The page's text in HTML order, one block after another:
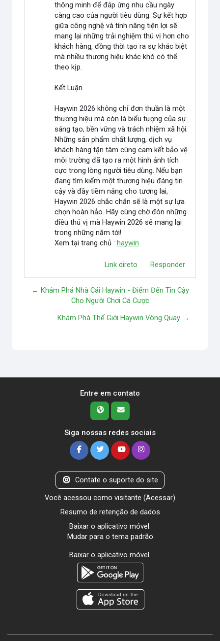
thông minh để đáp ứng nhu cầu ngày
càng cao của người tiêu dùng. Sự kết hợp
giữa công nghệ và tính năng tiện lợi sẽ
mang lại những trải nghiệm thú vị hơn cho
khách hàng, đồng thời tạo ra sự khác biệt
mà nhiều thương hiệu khác khó có thể
theo kịp.
Kết Luận
Haywin 2026 không chỉ đơn thuần là một
thương hiệu mà còn là biểu tượng của sự
sáng tạo, bền vững và trách nhiệm xã hội.
Những sản phẩm chất lượng, dịch vụ
khách hàng tận tâm cùng cam kết bảo vệ
môi trường đã tạo ra một hình ảnh tích
cực trong lòng người tiêu dùng. Nếu bạn
đang tìm kiếm một thương hiệu đáng tin
cậy và đầy tiềm năng cho tương lai,
Haywin 2026 chắc chắn sẽ là một sự lựa
chọn hoàn hảo. Hãy cùng chờ đón những
điều thú vị mà Haywin 2026 sẽ mang lại
trong những năm tới!
Xem tại trang chủ : haywin
Link direto Responder
← Khám Phá Nhà Cái Haywin - Điểm Đến Tin Cậy
Cho Người Chơi Cá Cược
Khám Phá Thế Giới Haywin Vòng Quay →
Entre em contato
Siga nossas redes sociais
Contate o suporte do site
Você acessou como visitante (Acessar)
Resumo de retenção de dados
Baixar o aplicativo móvel.
Mudar para o tema padrão
Baixar o aplicativo móvel.